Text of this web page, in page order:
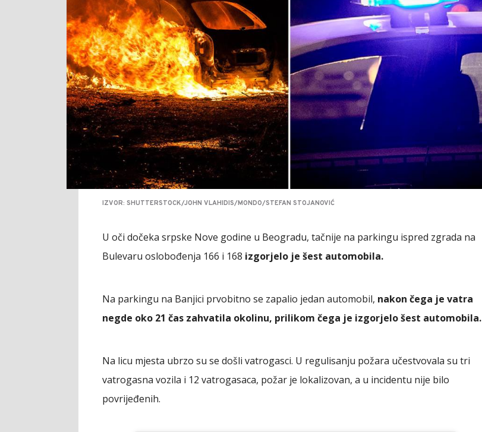
IZVOR: SHUTTERSTOCK/JOHN VLAHIDIS/MONDO/STEFAN STOJANOVIĆ
U oči dočeka srpske Nove godine u Beogradu, tačnije na parkingu ispred zgrada na
Bulevaru oslobođenja 166 i 168 izgorjelo je šest automobila.
Na parkingu na Banjici prvobitno se zapalio jedan automobil, nakon čega je vatra
negde oko 21 čas zahvatila okolinu, prilikom čega je izgorjelo šest automobila.
Na licu mjesta ubrzo su se došli vatrogasci. U regulisanju požara učestvovala su tri
vatrogasna vozila i 12 vatrogasaca, požar je lokalizovan, a u incidentu nije bilo
povrijeđenih.